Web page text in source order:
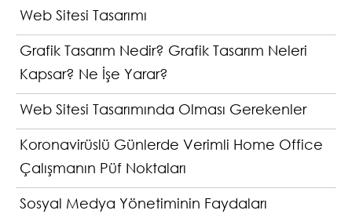
Web Sitesi Tasarımı
Grafik Tasarım Nedir? Grafik Tasarım Neleri
Kapsar? Ne İşe Yarar?
Web Sitesi Tasarımında Olması Gerekenler
Koronavirüslü Günlerde Verimli Home Office
Çalışmanın Püf Noktaları
Sosyal Medya Yönetiminin Faydaları